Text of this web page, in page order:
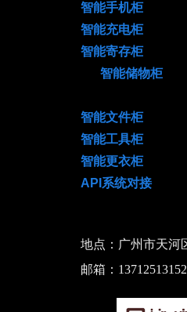
智能手机柜
智能充电柜
智能寄存柜
智能储
智能文件柜
智能工具柜
智能更衣柜
API系统对接
地点：广州市天河
邮箱：